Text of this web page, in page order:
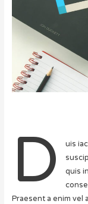
D
uis
quis
Praesent a enim vel